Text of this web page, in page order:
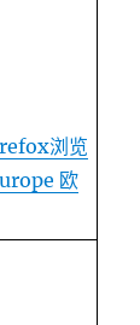
浏览
欧